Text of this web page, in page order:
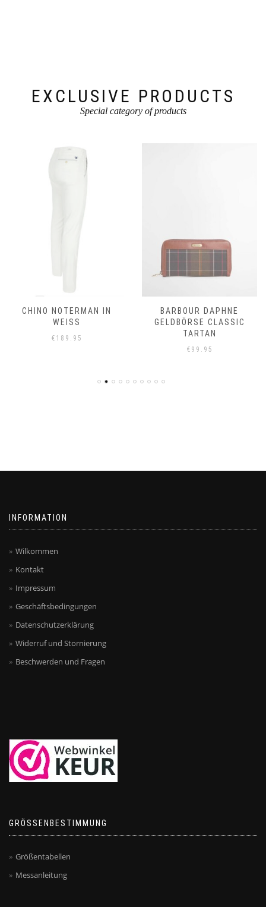
werden
EXCLUSIVE PRODUCTS
Special category of products
CHINO NOTERMAN IN
WEISS
€ 189.95
BARBOUR DAPHNE
GELDBÖRSE CLASSIC
TARTAN
€ 99.95
INFORMATION
Wilkommen
Kontakt
Impressum
Geschäftsbedingungen
Datenschutzerklärung
Widerruf und Stornierung
Beschwerden und Fragen
GRÖSSENBESTIMMUNG
Größentabellen
Messanleitung